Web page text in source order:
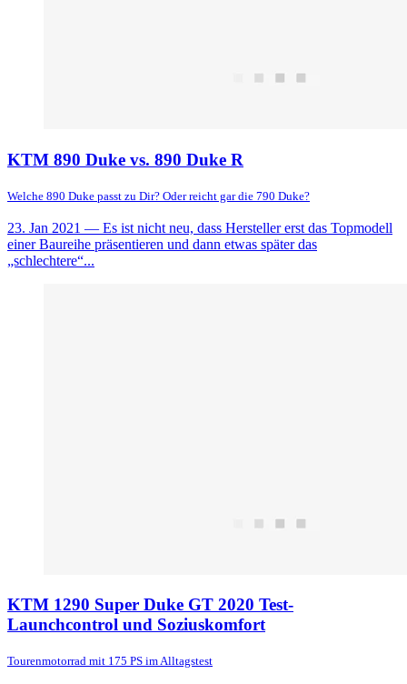
KTM 890 Duke vs. 890 Duke R
Welche 890 Duke passt zu Dir? Oder reicht gar die 790 Duke?
23. Jan 2021 — Es ist nicht neu, dass Hersteller erst das Topmodell
einer Baureihe präsentieren und dann etwas später das
„schlechtere“...
KTM 1290 Super Duke GT 2020 Test-
Launchcontrol und Soziuskomfort
Tourenmotorrad mit 175 PS im Alltagstest